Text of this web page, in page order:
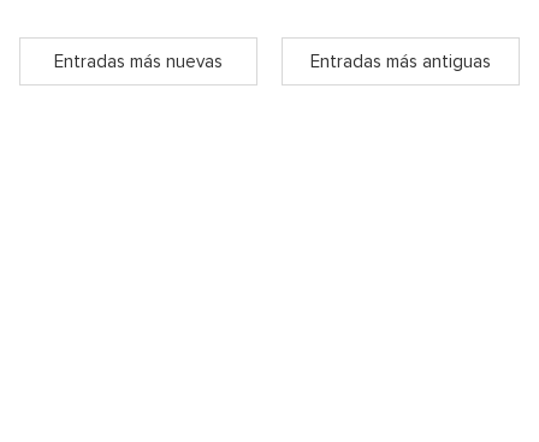
Entradas más nuevas Entradas más antiguas